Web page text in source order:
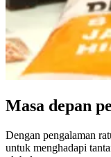
Masa depan
Dengan pengalaman
untuk menghadapi